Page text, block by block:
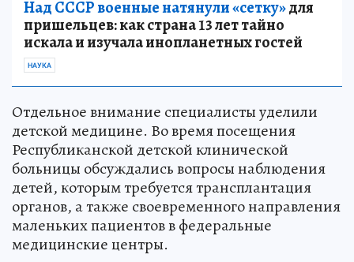
Над СССР военные натянули «сетку»для
пришельцев: как страна 13 лет тайно
искала и изучала инопланетных гостей
НАУКА
Отдельное внимание специалисты уделили
детской медицине. Во время посещения
Республиканской детской клинической
больницы обсуждались вопросы наблюдения
детей, которым требуется трансплантация
органов, а также своевременного направления
маленьких пациентов в федеральные
медицинские центры.